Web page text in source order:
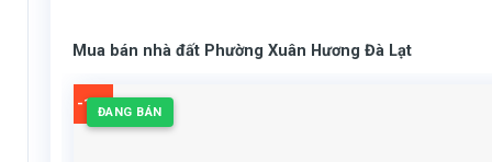
Mua bán nhà đất Phường Xuân Hương Đà Lạt
ĐANG BÁN
-12%